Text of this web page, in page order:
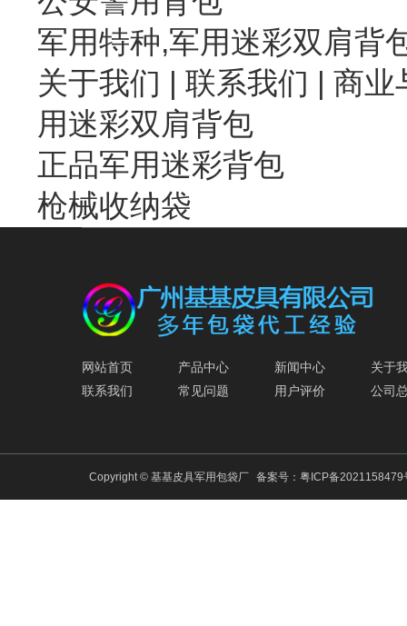
军用特种,军用迷彩双肩背
关于我们 | 联系我们 | 商业
用迷彩双肩背包
正品军用迷彩背包
枪械收纳袋
网站首页 产品中心 新闻中心
关于
联系我们
常见问题 用户评价 公司
Copyright © 基基皮具军用包袋厂 备案号： 粤ICP备2021158479